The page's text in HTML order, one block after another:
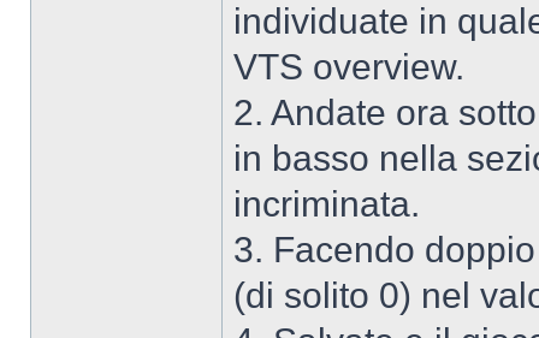
individuate in
VTS overview.
2. Andate ora
in basso nella
incriminata.
3. Facendo
(di solito 0) nel